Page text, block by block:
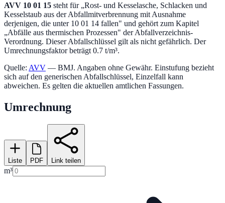
AVV 10 01 15 steht für „Rost- und Kesselasche, Schlacken und
Kesselstaub aus der Abfallmitverbrennung mit Ausnahme
derjenigen, die unter 10 01 14 fallen" und gehört zum Kapitel
„Abfälle aus thermischen Prozessen" der Abfallverzeichnis-
Verordnung. Dieser Abfallschlüssel gilt als nicht gefährlich. Der
Umrechnungsfaktor beträgt 0.7 t/m³.
Quelle: AVV — BMJ. Angaben ohne Gewähr. Einstufung bezieht
sich auf den generischen Abfallschlüssel, Einzelfall kann
abweichen. Es gelten die aktuellen amtlichen Fassungen.
Umrechnung
Liste PDF Link teilen
m³